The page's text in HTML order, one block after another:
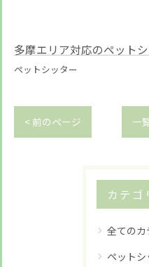
多摩エリア対応のペット
ペットシッター
< 前のページ 一
カテゴ
全てのカ
ペットシ
お悩みですか？ LINEで